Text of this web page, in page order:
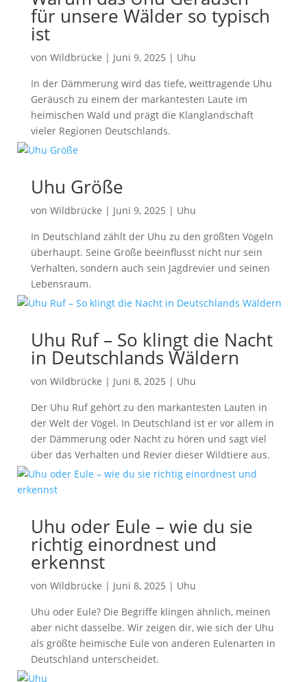
für unsere Wälder so typisch
ist
von Wildbrücke | Juni 9, 2025 | Uhu
In der Dämmerung wird das tiefe, weittragende Uhu
Geräusch zu einem der markantesten Laute im
heimischen Wald und prägt die Klanglandschaft
vieler Regionen Deutschlands.
Uhu Größe
von Wildbrücke | Juni 9, 2025 | Uhu
In Deutschland zählt der Uhu zu den größten Vögeln
überhaupt. Seine Größe beeinflusst nicht nur sein
Verhalten, sondern auch sein Jagdrevier und seinen
Lebensraum.
Uhu Ruf – So klingt die Nacht
in Deutschlands Wäldern
von Wildbrücke | Juni 8, 2025 | Uhu
Der Uhu Ruf gehört zu den markantesten Lauten in
der Welt der Vögel. In Deutschland ist er vor allem in
der Dämmerung oder Nacht zu hören und sagt viel
über das Verhalten und Revier dieser Wildtiere aus.
Uhu oder Eule – wie du sie
richtig einordnest und
erkennst
von Wildbrücke | Juni 8, 2025 | Uhu
Uhu oder Eule? Die Begriffe klingen ähnlich, meinen
aber nicht dasselbe. Wir zeigen dir, wie sich der Uhu
als größte heimische Eule von anderen Eulenarten in
Deutschland unterscheidet.